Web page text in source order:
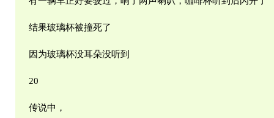
结果玻璃杯被撞死了
因为玻璃杯没耳朵没听到
20
传说中，